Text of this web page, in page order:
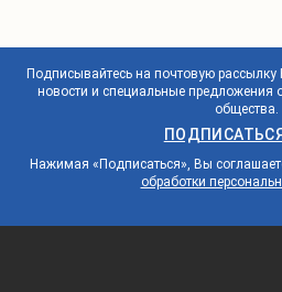
Подписывайтесь на почтовую
новости и специальные предложения
общества.
ПОДПИСАТЬСЯ
Нажимая «Подписаться», Вы
обработки